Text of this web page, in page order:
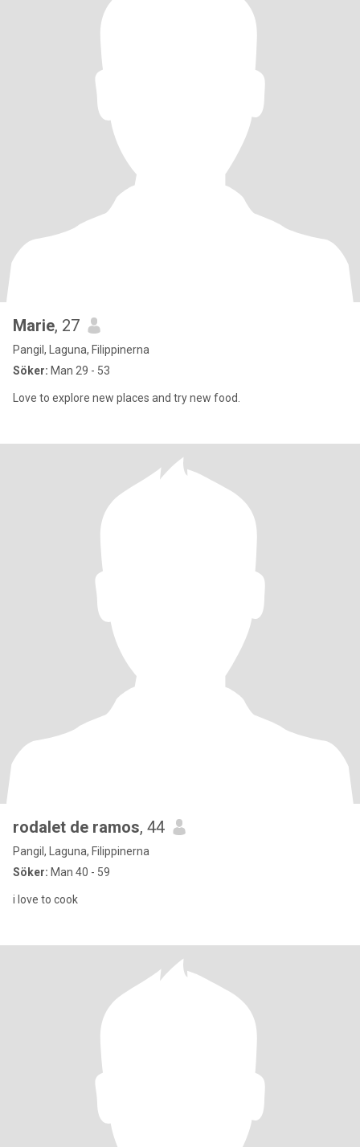
Marie, 27
Pangil, Laguna, Filippinerna
Söker: Man 29 - 53
Love to explore new places and try new food.
rodalet de ramos, 44
Pangil, Laguna, Filippinerna
Söker: Man 40 - 59
i love to cook